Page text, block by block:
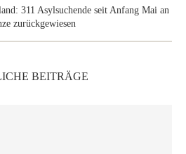
311 Asylsuchende seit Anfang Mai an
zurückgewiesen
BEITRÄGE